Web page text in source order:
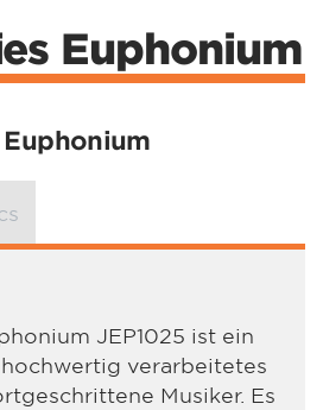
Euphonium
JEP1025 ist ein
verarbeitetes
Musiker. Es